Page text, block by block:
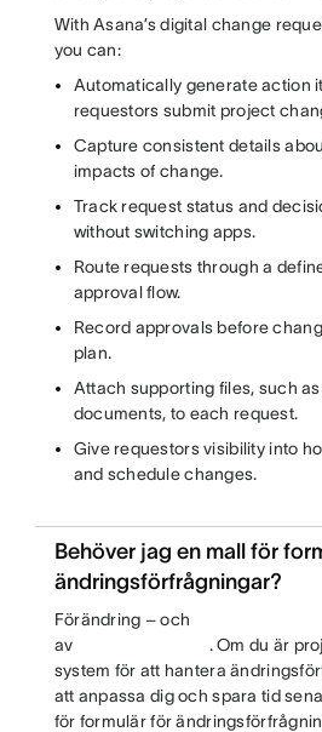
With Asana’s digital change
you can:
Automatically generate action
requestors submit project
Capture consistent details
impacts of change.
Track request status and
without switching apps.
Route requests through a
approval flow.
Record approvals before
plan.
Attach supporting files, such
documents, to each request.
Give requestors visibility into
and schedule changes.
Behöver jag en mall för
ändringsförfrågningar?
Förändring – och
av
. Om du är
system för att hantera
att anpassa dig och spara tid
för formulär för